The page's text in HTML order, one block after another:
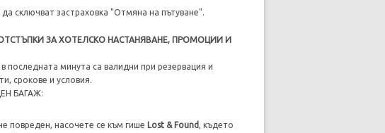
сключват застраховка "Отмяна на пътуване".
ЗА ХОТЕЛСКО НАСТАНЯВАНЕ, ПРОМОЦИИ И
последната минута са валидни при резервация и
срокове и условия.
БАГАЖ:
повреден, насочете се към гише Lost & Found, където